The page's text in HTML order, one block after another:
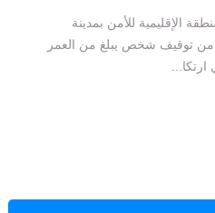
الإقليمية للأمن بمدينة
من توقيف شخص يبلغ من العمر